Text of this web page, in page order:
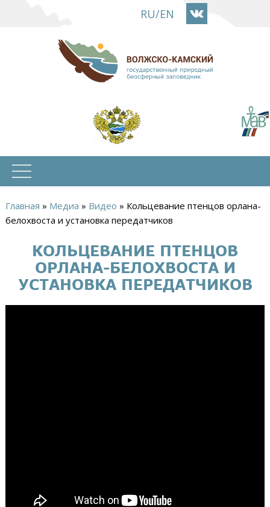
основному
содержанию
RU/EN
Вы
здесь
Главная » Медиа » Видео » Кольцевание птенцов орлана-
белохвоста и установка передатчиков
КОЛЬЦЕВАНИЕ ПТЕНЦОВ
ОРЛАНА-БЕЛОХВОСТА И
УСТАНОВКА ПЕРЕДАТЧИКОВ